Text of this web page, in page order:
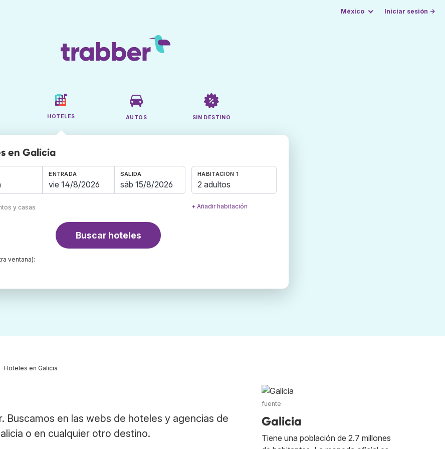
México Iniciar sesión →
HOTELES AUTOS SIN DESTINO
en Galicia
y casas
ENTRADA SALIDA HABITACIÓN 1
2 adultos
+ Añadir habitación
Buscar hoteles
ventana):
Hoteles en Galicia
Buscamos en las webs de hoteles y agencias de
o en cualquier otro destino.
fuente
Galicia
Tiene una población de 2.7 millones